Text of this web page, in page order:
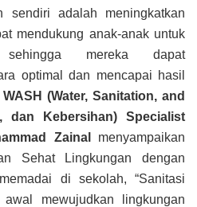
sendiri adalah meningkatkan
mendukung anak-anak untuk
mereka dapat
optimal dan mencapai hasil
WASH (Water, Sanitation, and
dan Kebersihan) Specialist
Zainal menyampaikan
Sehat Lingkungan dengan
di sekolah, “Sanitasi
mewujudkan lingkungan